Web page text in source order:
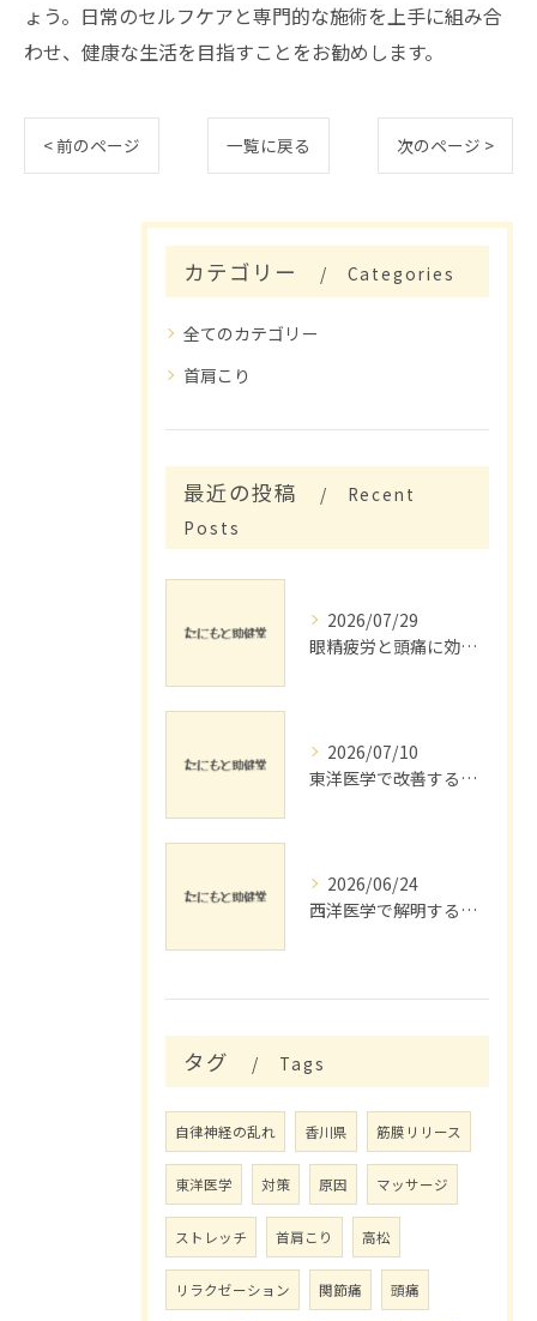
ょう。日常のセルフケアと専門的な施術を上手に組み合
わせ、健康な生活を目指すことをお勧めします。
< 前のページ 一覧に戻る 次のページ >
カテゴリー Categories
全てのカテゴリー
首肩こり
最近の投稿
Recent
Posts
2026/07/29
眼精疲労と頭痛に効くリラックス法
2026/07/10
東洋医学で改善する脚の浮腫とリンパ流し
2026/06/24
西洋医学で解明する睡眠障害対策
タグ Tags
自律神経の乱れ 香川県 筋膜リリース
東洋医学 対策 原因 マッサージ
ストレッチ 首肩こり 高松
リラクゼーション 関節痛 頭痛